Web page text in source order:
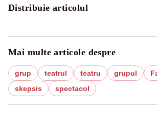
Distribuie articolul
Mai multe articole despre
grup teatrul teatru grupul
skepsis
spectacol